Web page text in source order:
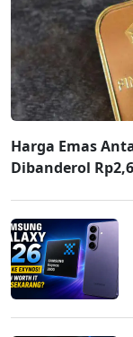
Harga Emas
Dibanderol